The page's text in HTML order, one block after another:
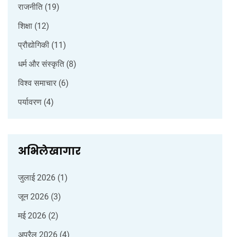
राजनीति (19)
शिक्षा (12)
प्रौद्योगिकी (11)
धर्म और संस्कृति (8)
विश्व समाचार (6)
पर्यावरण (4)
अभिलेखागार
जुलाई 2026 (1)
जून 2026 (3)
मई 2026 (2)
अप्रैल 2026 (4)